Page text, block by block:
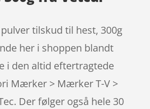
tilskud til hest, 300g
her i shoppen blandt
i den altid eftertragtede
Mærker > Mærker T-V >
Der følger også hele 30